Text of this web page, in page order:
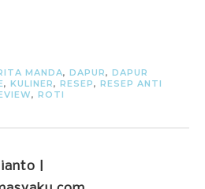
MANDA, DAPUR, DAPUR
, KULINER, RESEP, RESEP ANTI
, ROTI
|